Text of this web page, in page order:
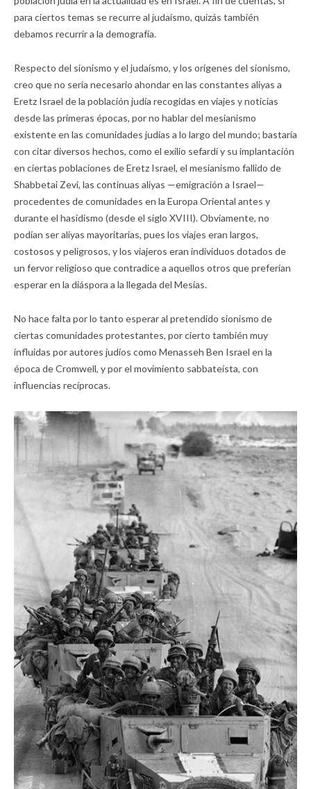
para ciertos temas se recurre al judaísmo, quizás también
debamos recurrir a la demografía.
Respecto del sionismo y el judaísmo, y los orígenes del sionismo,
creo que no sería necesario ahondar en las constantes aliyas a
Eretz Israel de la población judía recogidas en viajes y noticias
desde las primeras épocas, por no hablar del mesianismo
existente en las comunidades judías a lo largo del mundo; bastaría
con citar diversos hechos, como el exilio sefardí y su implantación
en ciertas poblaciones de Eretz Israel, el mesianismo fallido de
Shabbetai Zevi, las continuas aliyas —emigración a Israel—
procedentes de comunidades en la Europa Oriental antes y
durante el hasidismo (desde el siglo XVIII). Obviamente, no
podían ser aliyas mayoritarias, pues los viajes eran largos,
costosos y peligrosos, y los viajeros eran individuos dotados de
un fervor religioso que contradice a aquellos otros que preferían
esperar en la diáspora a la llegada del Mesías.
No hace falta por lo tanto esperar al pretendido sionismo de
ciertas comunidades protestantes, por cierto también muy
influidas por autores judíos como Menasseh Ben Israel en la
época de Cromwell, y por el movimiento sabbateísta, con
influencias recíprocas.